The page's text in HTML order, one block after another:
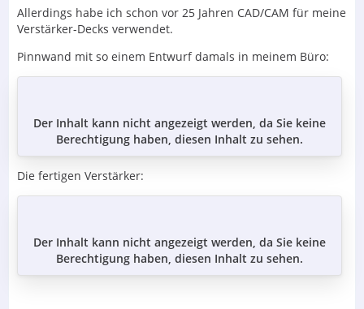
Allerdings habe ich schon vor 25 Jahren CAD/CAM für meine
Verstärker-Decks verwendet.
Pinnwand mit so einem Entwurf damals in meinem Büro:
Der Inhalt kann nicht angezeigt werden, da Sie keine
Berechtigung haben, diesen Inhalt zu sehen.
Die fertigen Verstärker:
Der Inhalt kann nicht angezeigt werden, da Sie keine
Berechtigung haben, diesen Inhalt zu sehen.